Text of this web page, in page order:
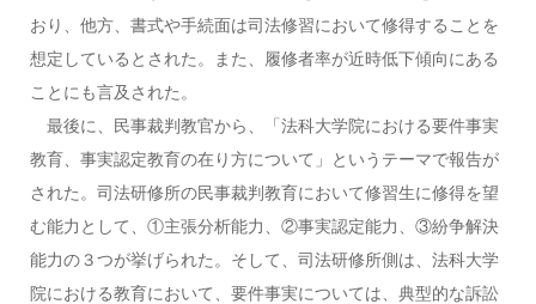
おり、他方、書式や手続面は司法修習において修得することを
想定しているとされた。また、履修者率が近時低下傾向にある
ことにも言及された。
最後に、民事裁判教官から、「法科大学院における要件事実
教育、事実認定教育の在り方について」というテーマで報告が
された。司法研修所の民事裁判教育において修習生に修得を望
む能力として、①主張分析能力、②事実認定能力、③紛争解決
能力の３つが挙げられた。そして、司法研修所側は、法科大学
院における教育において、要件事実については、典型的な訴訟